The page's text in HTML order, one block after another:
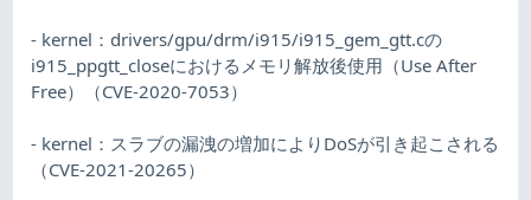
- kernel：drivers/gpu/drm/i915/i915_gem_gtt.cの
i915_ppgtt_closeにおけるメモリ解放後使用（Use After
Free）（CVE-2020-7053）
- kernel：スラブの漏洩の増加によりDoSが引き起こされる
（CVE-2021-20265）